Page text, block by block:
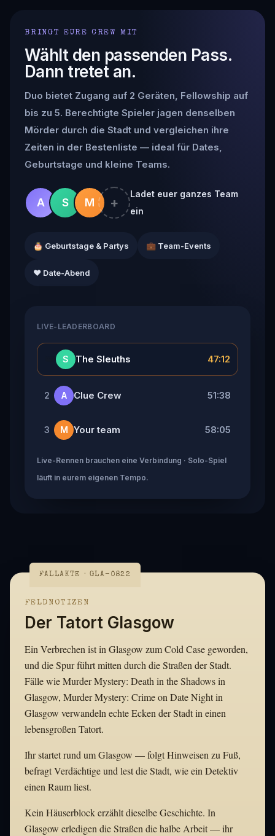
BRINGT EURE CREW MIT
Wählt den passenden Pass.
Dann tretet an.
Duo bietet Zugang auf 2 Geräten, Fellowship auf
bis zu 5. Berechtigte Spieler jagen denselben
Mörder durch die Stadt und vergleichen ihre
Zeiten in der Bestenliste — ideal für Dates,
Geburtstage und kleine Teams.
A S M +
Ladet euer ganzes Team
ein
🎂 Geburtstage & Partys 💼 Team-Events
❤️ Date-Abend
LIVE-LEADERBOARD
S The Sleuths 47:12
2 A Clue Crew 51:38
3 M Your team 58:05
Live-Rennen brauchen eine Verbindung · Solo-Spiel
läuft in eurem eigenen Tempo.
FALLAKTE · GLA-0822
FELDNOTIZEN
Der Tatort Glasgow
Ein Verbrechen ist in Glasgow zum Cold Case geworden,
und die Spur führt mitten durch die Straßen der Stadt.
Fälle wie Murder Mystery: Death in the Shadows in
Glasgow, Murder Mystery: Crime on Date Night in
Glasgow verwandeln echte Ecken der Stadt in einen
lebensgroßen Tatort.
Ihr startet rund um Glasgow — folgt Hinweisen zu Fuß,
befragt Verdächtige und lest die Stadt, wie ein Detektiv
einen Raum liest.
Kein Häuserblock erzählt dieselbe Geschichte. In
Glasgow erledigen die Straßen die halbe Arbeit — ihr